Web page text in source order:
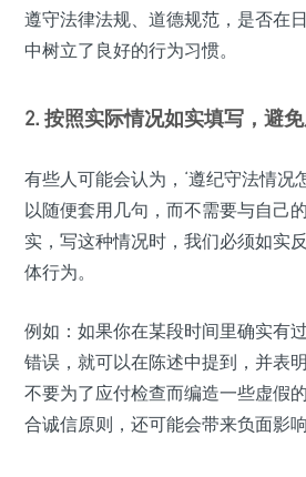
遵守法律法规、道德规范，是否在
中树立了良好的行为习惯。
2. 按照实际情况如实填写，避
有些人可能会认为，‘遵纪守法情况
以随便套用几句，而不需要与自己
实，写这种情况时，我们必须如实
体行为。
例如：如果你在某段时间里确实有
错误，就可以在陈述中提到，并表
不要为了应付检查而编造一些虚假
合诚信原则，还可能会带来负面影响